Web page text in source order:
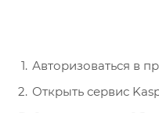
Авторизоваться в
Открыть сервис